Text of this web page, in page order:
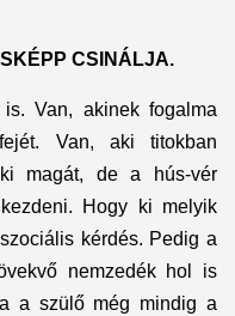
CSINÁLJA.
Van, akinek fogalma
Van, aki titokban
magát, de a hús-vér
Hogy ki melyik
kérdés. Pedig a
nemzedék hol is
a szülő még mindig a